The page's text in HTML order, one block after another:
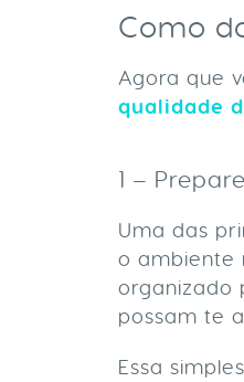
Como
Agora que
qualidade
1 –
Uma das
o ambiente
organizado
possam te
Essa